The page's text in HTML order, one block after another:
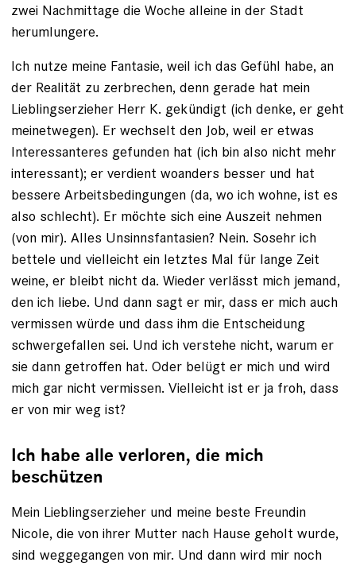
zwei Nachmittage die Woche alleine in der Stadt
herumlungere.
Ich nutze meine Fantasie, weil ich das Gefühl habe, an
der Realität zu zerbrechen, denn gerade hat mein
Lieblingserzieher Herr K. gekündigt (ich denke, er geht
meinetwegen). Er wechselt den Job, weil er etwas
Interessanteres gefunden hat (ich bin also nicht mehr
interessant); er verdient woanders besser und hat
bessere Arbeitsbedingungen (da, wo ich wohne, ist es
also schlecht). Er möchte sich eine Auszeit nehmen
(von mir). Alles Unsinns­fan­tasien? Nein. Sosehr ich
bettele und vielleicht ein letztes Mal für lange Zeit
weine, er bleibt nicht da. Wieder verlässt mich jemand,
den ich liebe. Und dann sagt er mir, dass er mich auch
vermissen würde und dass ihm die Entscheidung
schwergefallen sei. Und ich verstehe nicht, warum er
sie dann getroffen hat. Oder belügt er mich und wird
mich gar nicht vermissen. Vielleicht ist er ja froh, dass
er von mir weg ist?
Ich habe alle verloren, die mich
beschützen
Mein Lieblingserzieher und meine beste Freundin
Nicole, die von ihrer Mutter nach Hause geholt wurde,
sind weggegangen von mir. Und dann wird mir noch